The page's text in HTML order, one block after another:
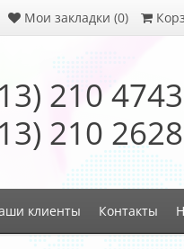
Мои закладки (0)
210 4743
210 2628
клиенты Контакты